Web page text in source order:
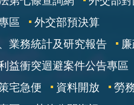
區
外交部預決算
業務統計及研究報告
益衝突迴避案件公告專區
宅急便
資料開放
勞